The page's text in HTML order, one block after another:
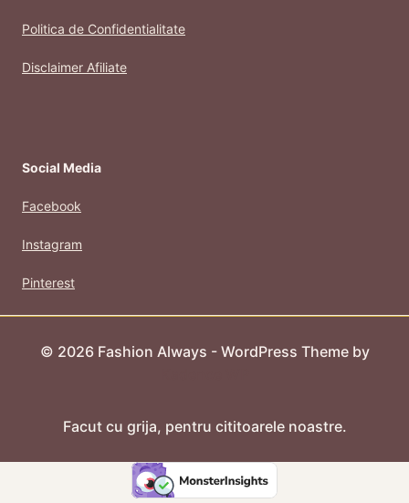
Politica de Confidentialitate
Disclaimer Afiliate
Social Media
Facebook
Instagram
Pinterest
© 2026 Fashion Always - WordPress Theme by
Facut cu grija, pentru cititoarele noastre.